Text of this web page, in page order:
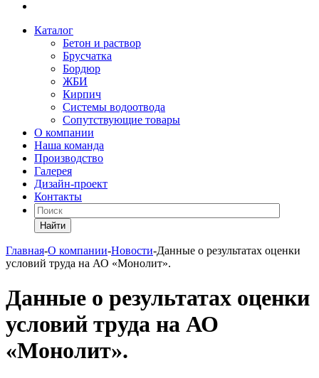
Каталог
Бетон и раствор
Брусчатка
Бордюр
ЖБИ
Кирпич
Системы водоотвода
Сопутствующие товары
О компании
Наша команда
Производство
Галерея
Дизайн-проект
Контакты
Найти
Главная-О компании-Новости-Данные о результатах оценки
условий труда на АО «Монолит».
Данные о результатах оценки
условий труда на АО
«Монолит».